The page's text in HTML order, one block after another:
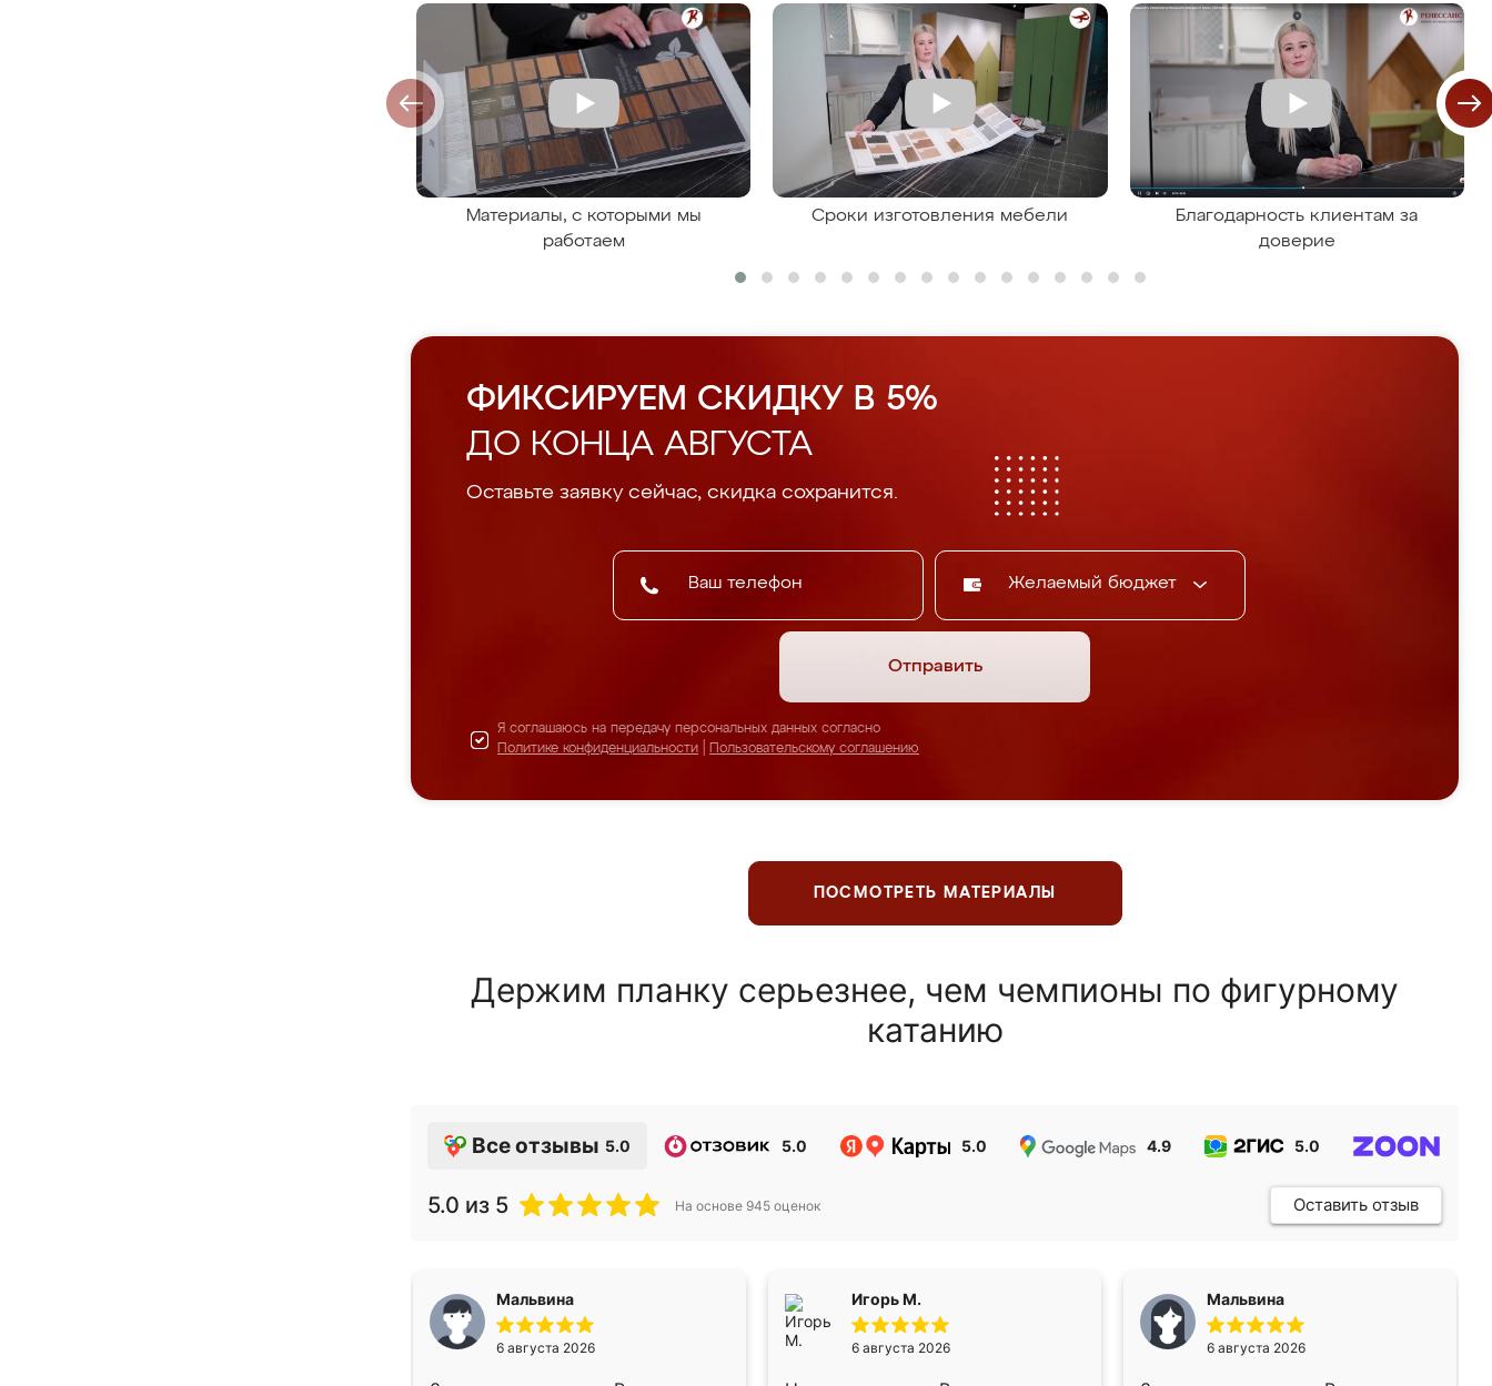
Материалы, с которыми мы
работаем
Сроки изготовления мебели
Благодарность клиентам за
доверие
ФИКСИРУЕМ СКИДКУ В 5%
ДО КОНЦА АВГУСТА
Оставьте заявку сейчас, скидка сохранится.
Желаемый бюджет
Отправить
Я соглашаюсь на передачу персональных данных согласно
Политике конфиденциальности
Пользовательскому соглашению
ПОСМОТРЕТЬ МАТЕРИАЛЫ
Держим планку серьезнее, чем чемпионы по фигурному
катанию
Все отзывы 5.0 5.0 5.0 4.9 5.0
5.0 из 5 На основе 945 оценок Оставить отзыв
Мальвина
6 августа 2026
Игорь М.
6 августа 2026
Мальвина
6 августа 2026